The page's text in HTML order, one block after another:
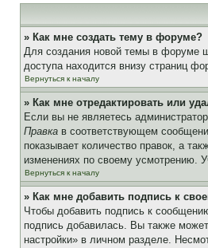
» Как мне создать тему в форуме?
Для создания новой темы в форуме
доступа находится внизу страниц
Вернуться к началу
» Как мне отредактировать или
Если вы не являетесь
Правка в соответствующем
показывает количество правок, а
изменениях по своему усмотрению.
Вернуться к началу
» Как мне добавить подпись к
Чтобы добавить подпись к
подпись добавилась. Вы также
настройки» в личном разделе.